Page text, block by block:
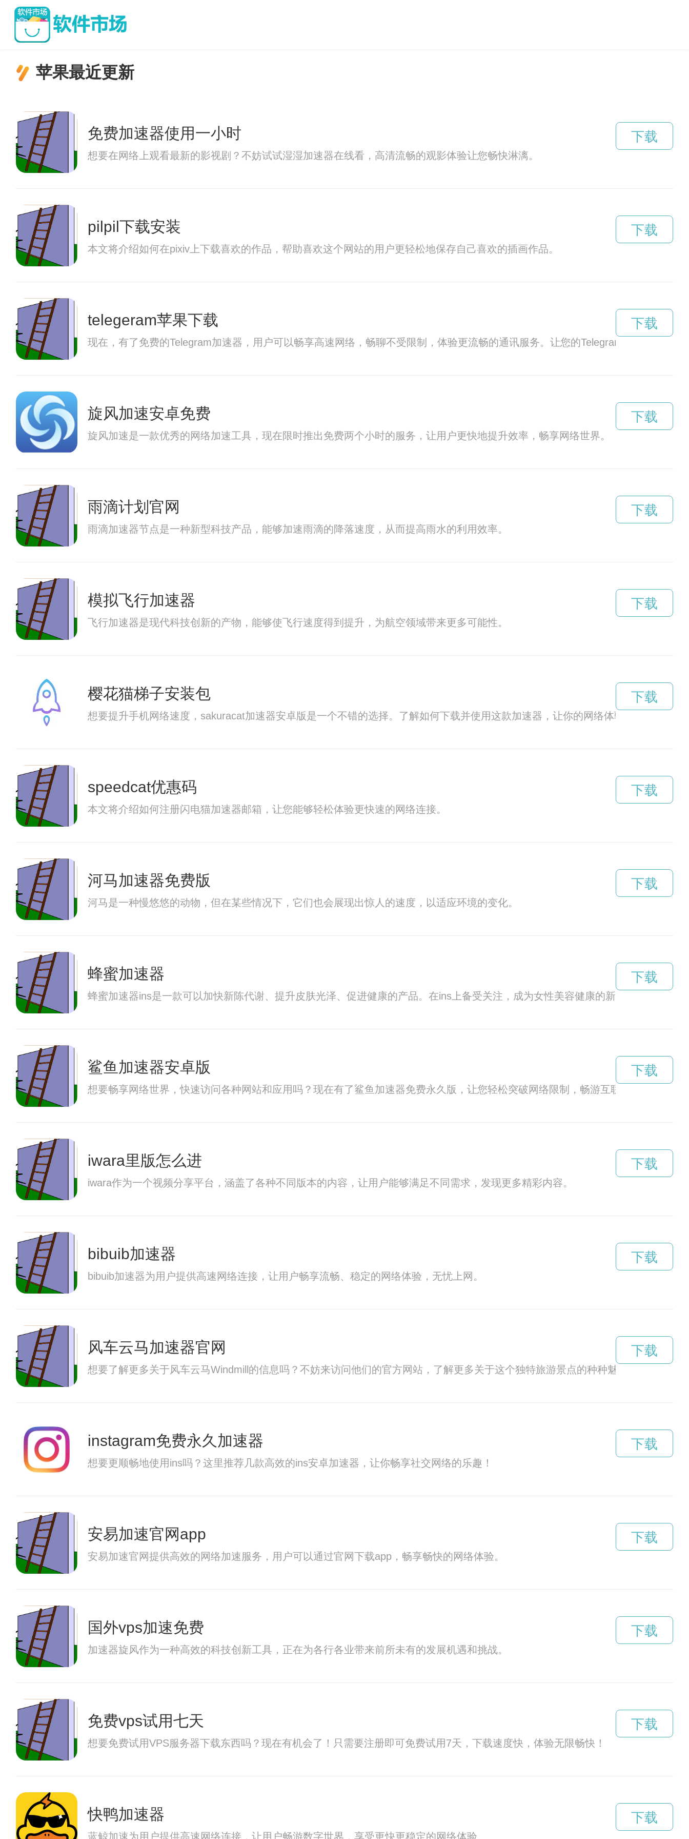
苹果最近更新
免费加速器使用一小时
想要在网络上观看最新的影视剧？不妨试试湿湿加速器在线看，高清流畅的观影体验让您畅快淋漓。
下载
pilpil下载安装
本文将介绍如何在pixiv上下载喜欢的作品，帮助喜欢这个网站的用户更轻松地保存自己喜欢的插画作品。
下载
telegeram苹果下载
现在，有了免费的Telegram加速器，用户可以畅享高速网络，畅聊不受限制，体验更流畅的通讯服务。让您的Telegram体验更加完美
下载
旋风加速安卓免费
旋风加速是一款优秀的网络加速工具，现在限时推出免费两个小时的服务，让用户更快地提升效率，畅享网络世界。
下载
雨滴计划官网
雨滴加速器节点是一种新型科技产品，能够加速雨滴的降落速度，从而提高雨水的利用效率。
下载
模拟飞行加速器
飞行加速器是现代科技创新的产物，能够使飞行速度得到提升，为航空领域带来更多可能性。
下载
樱花猫梯子安装包
想要提升手机网络速度，sakuracat加速器安卓版是一个不错的选择。了解如何下载并使用这款加速器，让你的网络体验更加顺畅。
下载
speedcat优惠码
本文将介绍如何注册闪电猫加速器邮箱，让您能够轻松体验更快速的网络连接。
下载
河马加速器免费版
河马是一种慢悠悠的动物，但在某些情况下，它们也会展现出惊人的速度，以适应环境的变化。
下载
蜂蜜加速器
蜂蜜加速器ins是一款可以加快新陈代谢、提升皮肤光泽、促进健康的产品。在ins上备受关注，成为女性美容健康的新宠。
下载
鲨鱼加速器安卓版
想要畅享网络世界，快速访问各种网站和应用吗？现在有了鲨鱼加速器免费永久版，让您轻松突破网络限制，畅游互联网！
下载
iwara里版怎么进
iwara作为一个视频分享平台，涵盖了各种不同版本的内容，让用户能够满足不同需求，发现更多精彩内容。
下载
bibuib加速器
bibuib加速器为用户提供高速网络连接，让用户畅享流畅、稳定的网络体验，无忧上网。
下载
风车云马加速器官网
想要了解更多关于风车云马Windmill的信息吗？不妨来访问他们的官方网站，了解更多关于这个独特旅游景点的种种魅力。
下载
instagram免费永久加速器
想要更顺畅地使用ins吗？这里推荐几款高效的ins安卓加速器，让你畅享社交网络的乐趣！
下载
安易加速官网app
安易加速官网提供高效的网络加速服务，用户可以通过官网下载app，畅享畅快的网络体验。
下载
国外vps加速免费
加速器旋风作为一种高效的科技创新工具，正在为各行各业带来前所未有的发展机遇和挑战。
下载
免费vps试用七天
想要免费试用VPS服务器下载东西吗？现在有机会了！只需要注册即可免费试用7天，下载速度快，体验无限畅快！
下载
快鸭加速器
蓝鲸加速为用户提供高速网络连接，让用户畅游数字世界，享受更快更稳定的网络体验。
下载